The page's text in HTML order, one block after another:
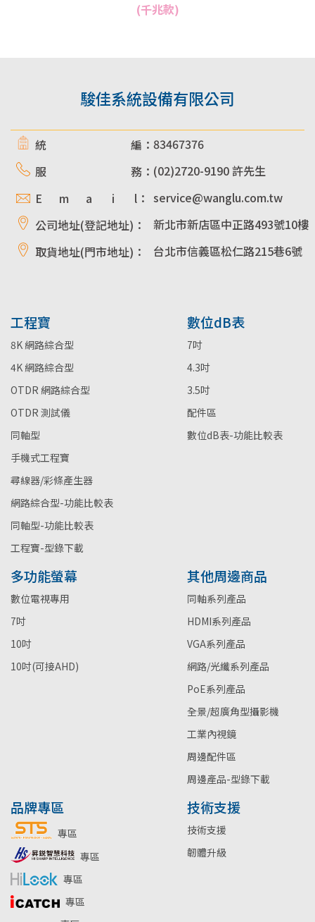
(千兆款)
駿佳系統設備有限公司
統 編： 83467376
服 務： (02)2720-9190 許先生
E m a i l： service@wanglu.com.tw
公司地址(登記地址)：
新北市新店區中正路493號10樓
取貨地址(門市地址)：
台北市信義區松仁路215巷6號
工程寶
8K 網路綜合型
4K 網路綜合型
OTDR 網路綜合型
OTDR 測試儀
同軸型
手機式工程寶
尋線器/彩條產生器
網路綜合型-功能比較表
同軸型-功能比較表
工程寶-型錄下載
數位dB表
7吋
4.3吋
3.5吋
配件區
數位dB表-功能比較表
多功能螢幕
數位電視專用
7吋
10吋
10吋(可接AHD)
其他周邊商品
同軸系列產品
HDMI系列產品
VGA系列產品
網路/光纖系列產品
PoE系列產品
全景/超廣角型攝影機
工業內視鏡
周邊配件區
周邊產品-型錄下載
品牌專區
專區
專區
專區
專區
技術支援
技術支援
韌體升級